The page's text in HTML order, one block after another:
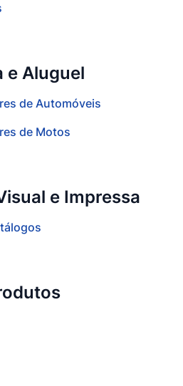
e Aluguel
de Automóveis
de Motos
e Impressa